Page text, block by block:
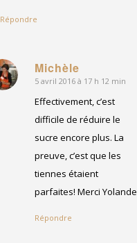
Répondre
Michèle
dit
5 avril 2016 à 17 h 12 min
Effectivement, c’est
difficile de réduire le
sucre encore plus. La
preuve, c’est que les
tiennes étaient
parfaites! Merci Yolande
Répondre